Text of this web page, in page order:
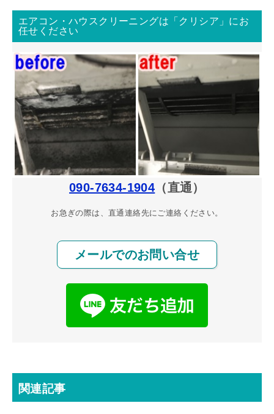
エアコン・ハウスクリーニングは「クリシア」にお
任せください
090-7634-1904 （直通）
お急ぎの際は、直通連絡先にご連絡ください。
メールでのお問い合せ
関連記事